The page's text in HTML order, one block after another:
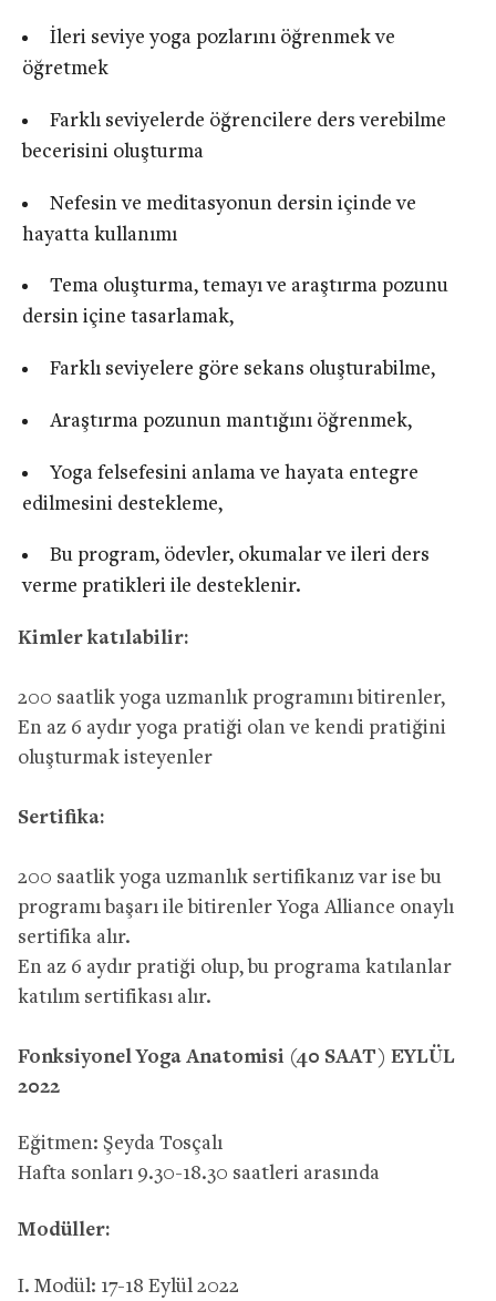
İleri seviye yoga pozlarını öğrenmek ve
öğretmek
Farklı seviyelerde öğrencilere ders verebilme
becerisini oluşturma
Nefesin ve meditasyonun dersin içinde ve
hayatta kullanımı
Tema oluşturma, temayı ve araştırma pozunu
dersin içine tasarlamak,
Farklı seviyelere göre sekans oluşturabilme,
Araştırma pozunun mantığını öğrenmek,
Yoga felsefesini anlama ve hayata entegre
edilmesini destekleme,
Bu program, ödevler, okumalar ve ileri ders
verme pratikleri ile desteklenir.​
Kimler katılabilir:
200 saatlik yoga uzmanlık programını bitirenler,
En az 6 aydır yoga pratiği olan ve kendi pratiğini
oluşturmak isteyenler
Sertifika:
200 saatlik yoga uzmanlık sertifikanız var ise bu
programı başarı ile bitirenler Yoga Alliance onaylı
sertifika alır.
​En az 6 aydır pratiği olup, bu programa katılanlar
katılım sertifikası alır.
Fonksiyonel Yoga Anatomisi (40 SAAT) EYLÜL
2022
Eğitmen: Şeyda Tosçalı
Hafta sonları 9.30-18.30 saatleri arasında
Modüller:
I. Modül: 17-18 Eylül 2022